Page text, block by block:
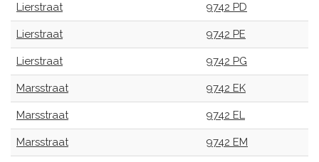
Lierstraat 9742 PD
Lierstraat 9742 PE
Lierstraat 9742 PG
Marsstraat 9742 EK
Marsstraat 9742 EL
Marsstraat 9742 EM